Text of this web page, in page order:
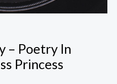
– Poetry In
Princess